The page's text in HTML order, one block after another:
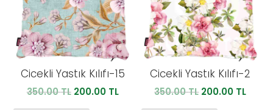
Cicekli Yastık Kılıfı-15
350.00TL Orijinal
200.00 TLŞu
Cicekli Yastık Kılıfı-2
350.00TL Orijinal
200.00 TLŞu